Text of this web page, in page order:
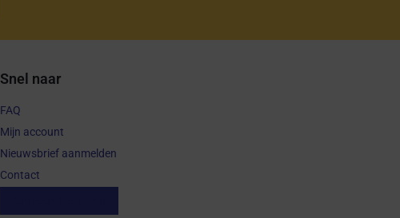
Snel naar
FAQ
Mijn account
Nieuwsbrief aanmelden
Contact